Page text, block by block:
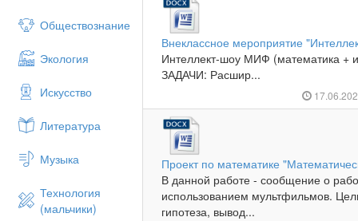
Обществознание
Экология
Искусство
Литература
Музыка
Технология
(мальчики)
Внеклассное мероприятие
Интеллект-шоу МИФ (математика +
ЗАДАЧИ: Расшир...
Проект по математике
В данной работе - сообщение о
использованием мультфильмов.
гипотеза, вывод...